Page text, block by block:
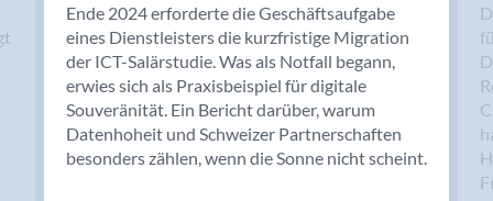
Bottighofen
Bremgarten bei Bern
Brig-Glis
Bronschhofen
Brugg
Ende 2024 erforderte die Geschäftsaufgabe
eines Dienstleisters die kurzfristige Migration
der ICT-Salärstudie. Was als Notfall begann,
erwies sich als Praxisbeispiel für digitale
Souveränität. Ein Bericht darüber, warum
Datenhoheit und Schweizer Partnerschaften
besonders zählen, wenn die Sonne nicht scheint.